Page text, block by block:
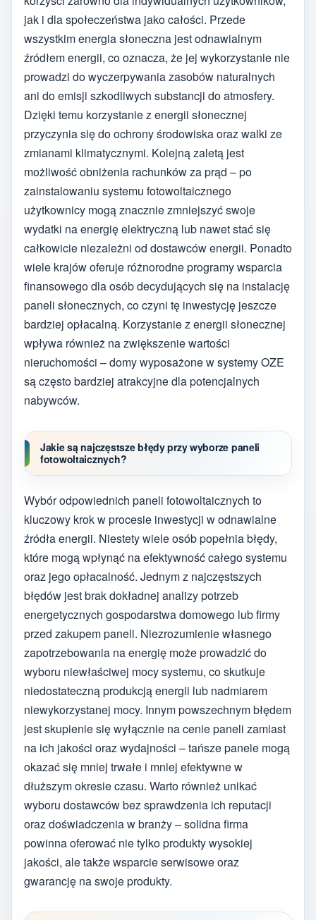
jak i dla społeczeństwa jako całości. Przede
wszystkim energia słoneczna jest odnawialnym
źródłem energii, co oznacza, że jej wykorzystanie nie
prowadzi do wyczerpywania zasobów naturalnych
ani do emisji szkodliwych substancji do atmosfery.
Dzięki temu korzystanie z energii słonecznej
przyczynia się do ochrony środowiska oraz walki ze
zmianami klimatycznymi. Kolejną zaletą jest
możliwość obniżenia rachunków za prąd – po
zainstalowaniu systemu fotowoltaicznego
użytkownicy mogą znacznie zmniejszyć swoje
wydatki na energię elektryczną lub nawet stać się
całkowicie niezależni od dostawców energii. Ponadto
wiele krajów oferuje różnorodne programy wsparcia
finansowego dla osób decydujących się na instalację
paneli słonecznych, co czyni tę inwestycję jeszcze
bardziej opłacalną. Korzystanie z energii słonecznej
wpływa również na zwiększenie wartości
nieruchomości – domy wyposażone w systemy OZE
są często bardziej atrakcyjne dla potencjalnych
nabywców.
Jakie są najczęstsze błędy przy wyborze paneli
fotowoltaicznych?
Wybór odpowiednich paneli fotowoltaicznych to
kluczowy krok w procesie inwestycji w odnawialne
źródła energii. Niestety wiele osób popełnia błędy,
które mogą wpłynąć na efektywność całego systemu
oraz jego opłacalność. Jednym z najczęstszych
błędów jest brak dokładnej analizy potrzeb
energetycznych gospodarstwa domowego lub firmy
przed zakupem paneli. Niezrozumienie własnego
zapotrzebowania na energię może prowadzić do
wyboru niewłaściwej mocy systemu, co skutkuje
niedostateczną produkcją energii lub nadmiarem
niewykorzystanej mocy. Innym powszechnym błędem
jest skupienie się wyłącznie na cenie paneli zamiast
na ich jakości oraz wydajności – tańsze panele mogą
okazać się mniej trwałe i mniej efektywne w
dłuższym okresie czasu. Warto również unikać
wyboru dostawców bez sprawdzenia ich reputacji
oraz doświadczenia w branży – solidna firma
powinna oferować nie tylko produkty wysokiej
jakości, ale także wsparcie serwisowe oraz
gwarancję na swoje produkty.